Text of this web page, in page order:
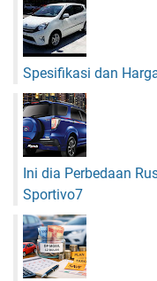
Spesifikasi dan
Ini dia Perbedaan
Sportivo7